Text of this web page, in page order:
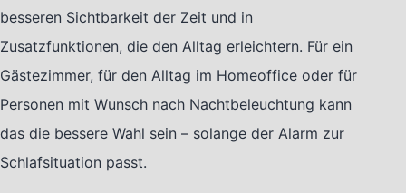
besseren Sichtbarkeit der Zeit und in
Zusatzfunktionen, die den Alltag erleichtern. Für ein
Gästezimmer, für den Alltag im Homeoffice oder für
Personen mit Wunsch nach Nachtbeleuchtung kann
das die bessere Wahl sein – solange der Alarm zur
Schlafsituation passt.